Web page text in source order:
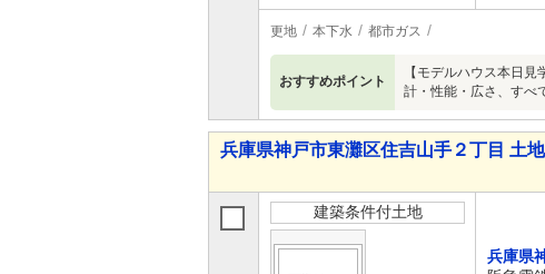
更地 本下水 都市ガス
おすすめポイント
【モデルハウス本日
計・性能・広さ、すべ
兵庫県神戸市東灘区住吉山手２丁目 土地
建築条件付土地
兵庫県